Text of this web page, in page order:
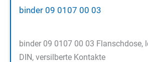
binder 09 0107 00 03
binder 09 0107 00 03 Flanschdose,
DIN, versilberte Kontakte